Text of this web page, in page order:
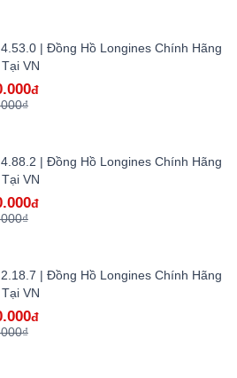
| Đồng Hồ Longines Chính Hãng
VN
đ
| Đồng Hồ Longines Chính Hãng
VN
đ
| Đồng Hồ Longines Chính Hãng
VN
đ